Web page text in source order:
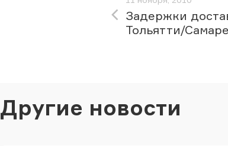
Задержки
Тольятти/
Другие новости